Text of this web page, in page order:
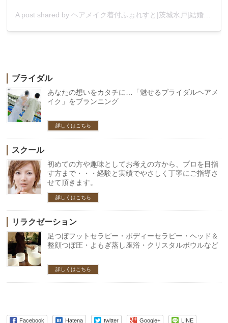
ブライダル
あなたの想いをカタチに…「魅せるブライダルヘアメ
イク」をブランニング
詳しくはこちら
スクール
初めての方や趣味としてお考えの方から、プロを目指
す方まで・・・経験と実績でやさしく丁寧にご指導さ
せて頂きます。
詳しくはこちら
リラクゼーション
足つぼフットセラピー・ボディーセラピー・ヘッド＆
整顔つぼ圧・よもぎ蒸し座浴・クリスタルボウルなど
詳しくはこちら
Facebook Hatena twitter Google+ LINE